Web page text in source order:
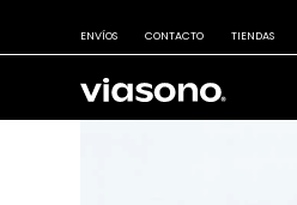
ENVÍOS CONTACTO TIENDAS